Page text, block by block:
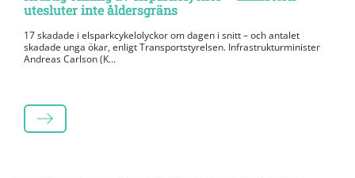
utesluter inte åldersgräns
17 skadade i elsparkcykelolyckor om dagen i snitt – och antalet
skadade unga ökar, enligt Transportstyrelsen. Infrastrukturminister
Andreas Carlson (K...
LÄS MER